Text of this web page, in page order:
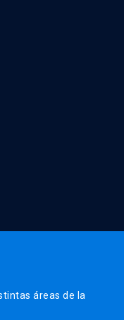
áreas de la